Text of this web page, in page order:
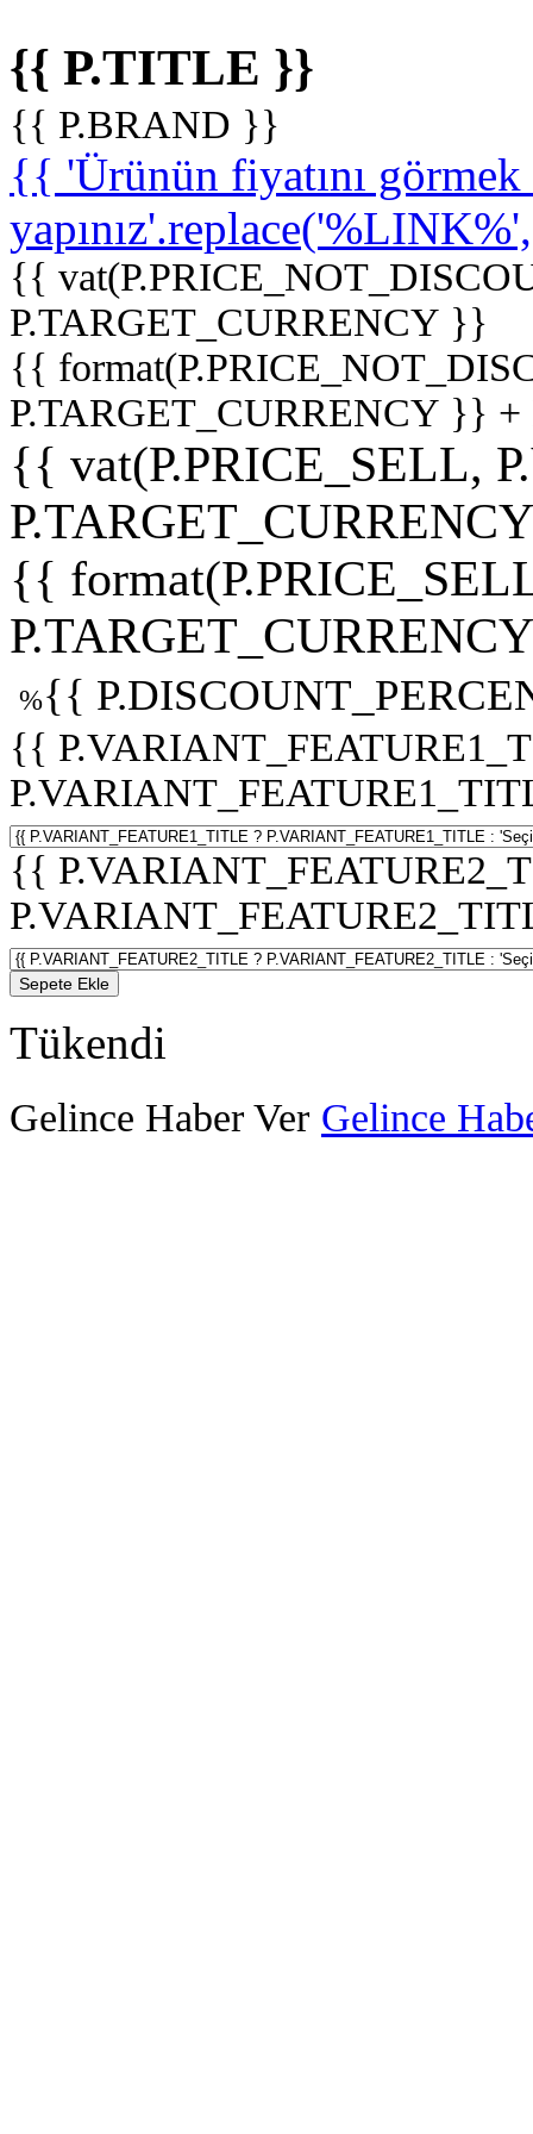
{{ P.TITLE }}
{{ P.BRAND }}
{{ 'Ürünün fiyatını
{{
P.TARGET_CURRENCY }}
{{
P.TARGET_CURRENCY }}
{{ vat(P.PRICE_SELL,
{{
%{{
{{
{{
Sepete Ekle
Tükendi
Gelince Haber Ver Gelince